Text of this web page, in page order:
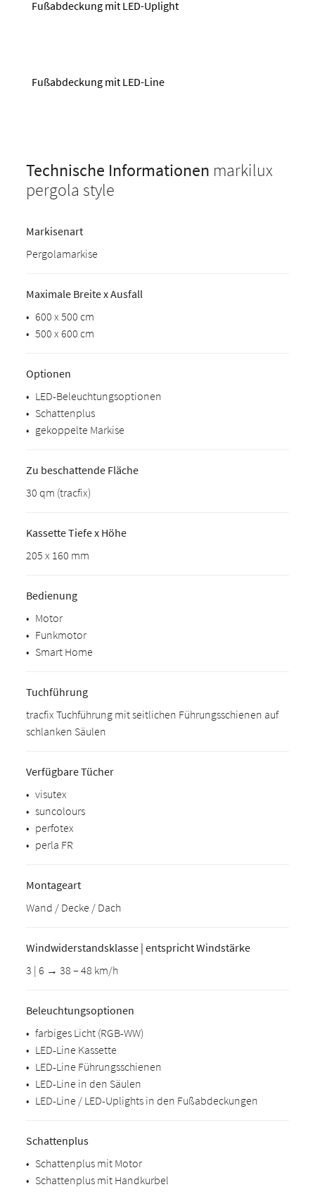
Fußabdeckung mit LED-Uplight
Fußabdeckung mit LED-Line
Technische Informationen markilux
pergola style
Markisenart
Pergolamarkise
Maximale Breite x Ausfall
• 600 x 500 cm
• 500 x 600 cm
Optionen
• LED-Beleuchtungsoptionen
• Schattenplus
• gekoppelte Markise
Zu beschattende Fläche
30 qm (tracfix)
Kassette Tiefe x Höhe
205 x 160 mm
Bedienung
• Motor
• Funkmotor
• Smart Home
Tuchführung
tracfix Tuchführung mit seitlichen Führungsschienen auf
schlanken Säulen
Verfügbare Tücher
• visutex
• suncolours
• perfotex
• perla FR
Montageart
Wand / Decke / Dach
Windwiderstandsklasse | entspricht Windstärke
3 | 6 → 38 – 48 km/h
Beleuchtungsoptionen
• farbiges Licht (RGB-WW)
• LED-Line Kassette
• LED-Line Führungsschienen
• LED-Line in den Säulen
• LED-Line / LED-Uplights in den Fußabdeckungen
Schattenplus
• Schattenplus mit Motor
• Schattenplus mit Handkurbel